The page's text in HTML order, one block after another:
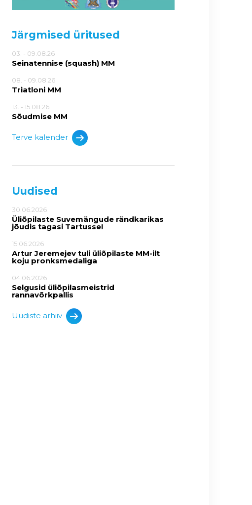
Järgmised üritused
03. - 09.08.26
Seinatennise (squash) MM
08. - 09.08.26
Triatloni MM
13. - 15.08.26
Sõudmise MM
Terve kalender
Uudised
30.06.2026
Üliõpilaste Suvemängude rändkarikas
jõudis tagasi Tartusse!
15.06.2026
Artur Jeremejev tuli üliõpilaste MM-ilt
koju pronksmedaliga
04.06.2026
Selgusid üliõpilasmeistrid
rannavõrkpallis
Uudiste arhiiv